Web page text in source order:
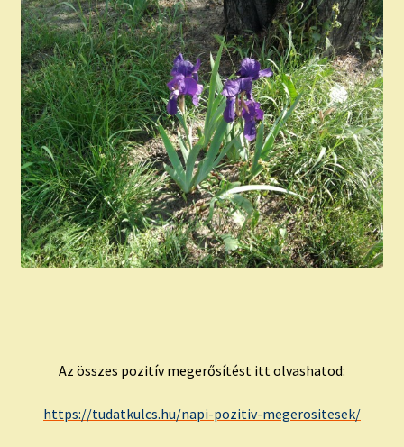
Az összes pozitív megerősítést itt olvashatod:
https://tudatkulcs.hu/napi-pozitiv-megerositesek/